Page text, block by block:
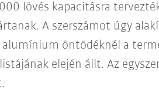
lövés kapacitásra
A szerszámot úgy
öntödéknél a
elején állt. Az